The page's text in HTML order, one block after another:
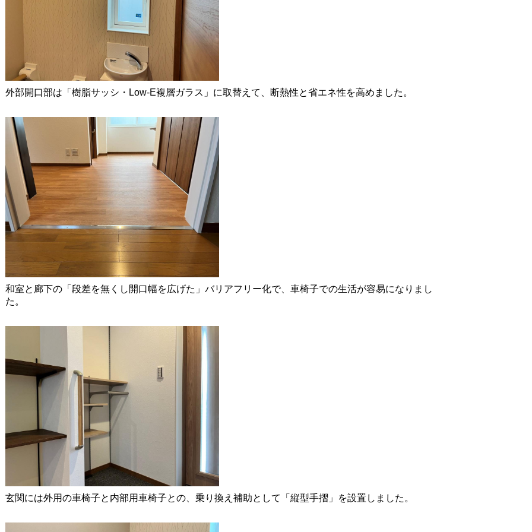
外部開口部は「樹脂サッシ・Low-E複層ガラス」に取替えて、断熱性と省エネ性を高めました。
和室と廊下の「段差を無くし開口幅を広げた」バリアフリー化で、車椅子での生活が容易になりまし
た。
玄関には外用の車椅子と内部用車椅子との、乗り換え補助として「縦型手摺」を設置しました。